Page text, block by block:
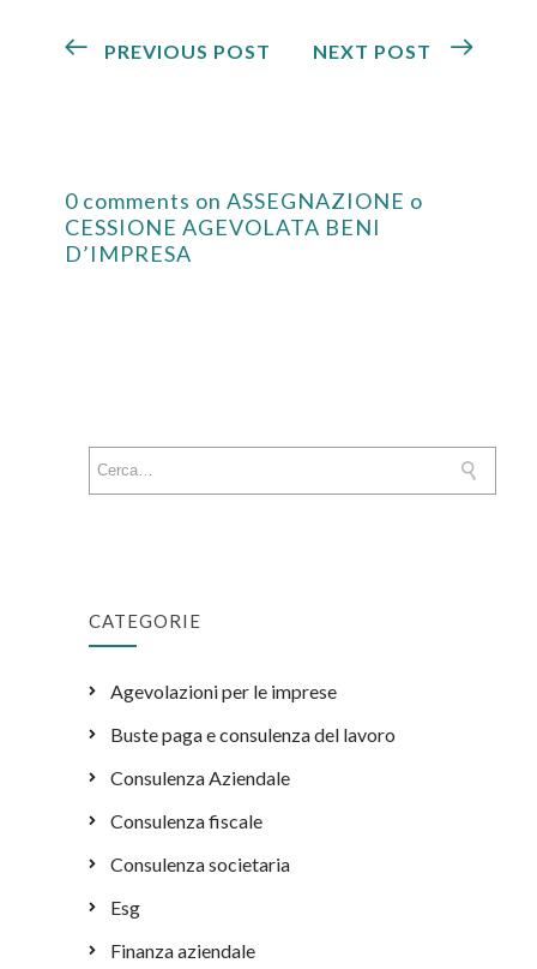
PREVIOUS POST NEXT POST
0 comments on ASSEGNAZIONE o
CESSIONE AGEVOLATA BENI
D’IMPRESA
CATEGORIE
Agevolazioni per le imprese
Buste paga e consulenza del lavoro
Consulenza Aziendale
Consulenza fiscale
Consulenza societaria
Esg
Finanza aziendale